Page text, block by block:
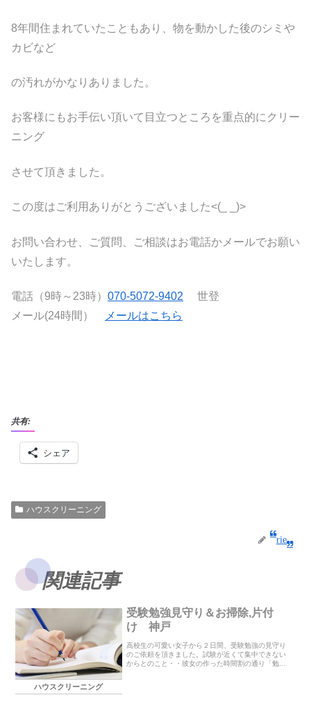
8年間住まれていたこともあり、物を動かした後のシミや
カビなど
の汚れがかなりありました。
お客様にもお手伝い頂いて目立つところを重点的にクリー
ニング
させて頂きました。
この度はご利用ありがとうございました<(_ _)>
お問い合わせ、ご質問、ご相談はお電話かメールでお願い
いたします。
電話（9時～23時） 070-5072-9402 世登
メール(24時間）
メールはこちら
共有:
シェア
ハウスクリーニング
rie
関連記事
ハウスクリーニング
受験勉強見守り＆お掃除,片付
け 神戸
高校生の可愛い女子から２日間、受験勉強の見守り
のご依頼を頂きました。試験が近くて集中できない
からとのこと・・彼女の作った時間割の通り「勉強